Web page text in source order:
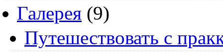
Галерея (9)
Путешествовать с